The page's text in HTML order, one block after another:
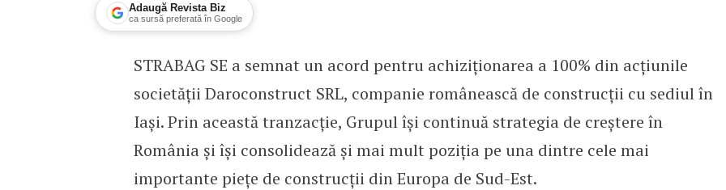
Adaugă Revista Biz
ca sursă preferată în Google
STRABAG a achiziționat compania ieșeană
STRABAG SE a semnat un acord pentru achiziționarea a 100% din acțiunile
societății Daroconstruct SRL, companie românească de construcții cu sediul în
Iași. Prin această tranzacție, Grupul își continuă strategia de creștere în
România și își consolidează și mai mult poziția pe una dintre cele mai
importante piețe de construcții din Europa de Sud-Est.